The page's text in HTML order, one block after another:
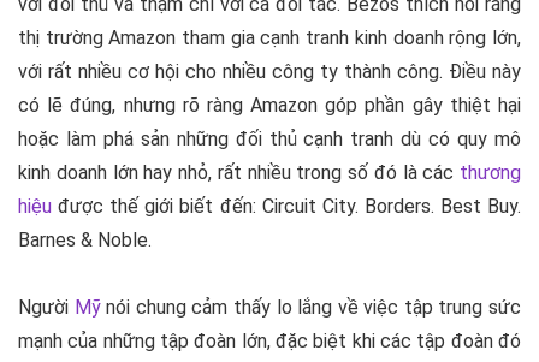
thị trường Amazon tham gia cạnh tranh kinh doanh rộng lớn,
với rất nhiều cơ hội cho nhiều công ty thành công. Điều này
có lẽ đúng, nhưng rõ ràng Amazon góp phần gây thiệt hại
hoặc làm phá sản những đối thủ cạnh tranh dù có quy mô
kinh doanh lớn hay nhỏ, rất nhiều trong số đó là các thương
hiệu được thế giới biết đến: Circuit City. Borders. Best Buy.
Barnes & Noble.
Người Mỹnói chung cảm thấy lo lắng về việc tập trung sức
mạnh của những tập đoàn lớn, đặc biệt khi các tập đoàn đó